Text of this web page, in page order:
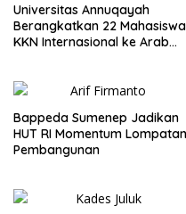
Universitas Annuqayah
Berangkatkan 22 Mahasiswa
KKN Internasional ke Arab
Bappeda Sumenep Jadikan
HUT RI Momentum Lompatan
Pembangunan